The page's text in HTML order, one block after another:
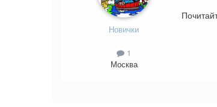
Новички
1
Москва